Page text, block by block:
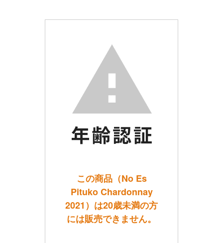
この商品（No Es
Pituko Chardonnay
2021）は20歳未満の方
には販売できません。